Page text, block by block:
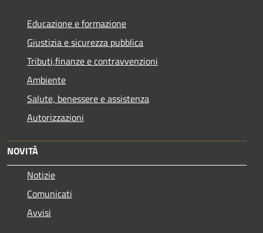
Educazione e formazione
Giustizia e sicurezza pubblica
Tributi,finanze e contravvenzioni
Ambiente
Salute, benessere e assistenza
Autorizzazioni
NOVITÀ
Notizie
Comunicati
Avvisi